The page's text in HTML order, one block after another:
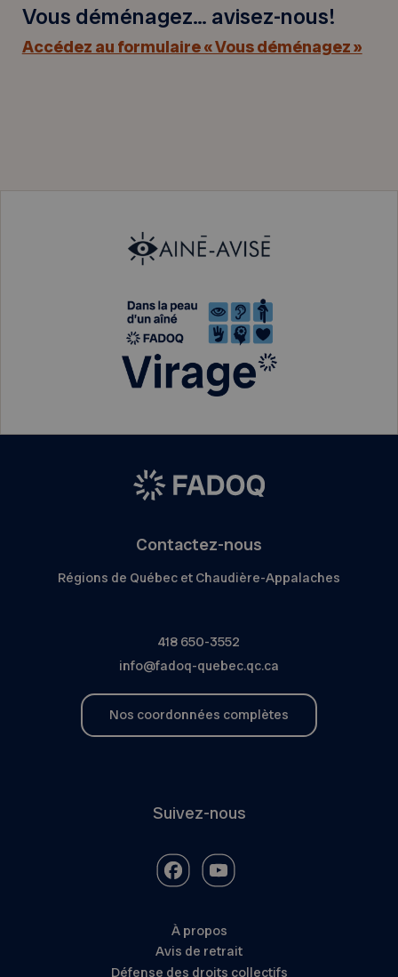
Vous déménagez… avisez-nous!
Accédez au formulaire « Vous déménagez »
Contactez-nous
Régions de Québec et Chaudière-Appalaches
418 650-3552
info@fadoq-quebec.qc.ca
Nos coordonnées complètes
Suivez-nous
À propos
Avis de retrait
Défense des droits collectifs